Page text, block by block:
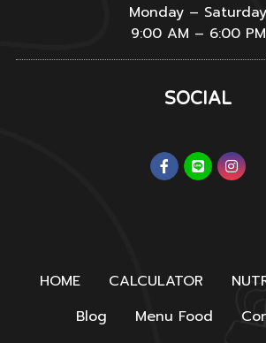
Monday – Saturday
9:00 AM – 6:00 PM
SOCIAL
HOME CALCULATOR
Blog
Menu Food